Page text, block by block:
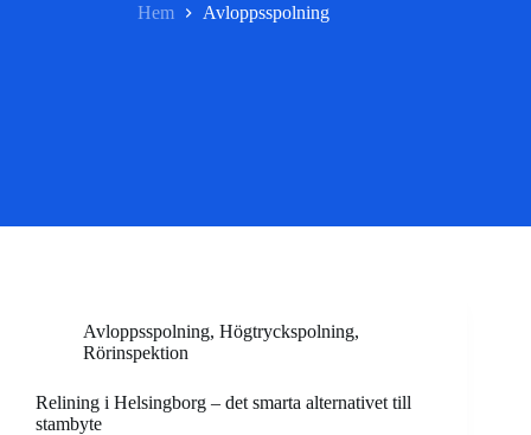
Hem Avloppsspolning
Avloppsspolning, Högtryckspolning,
Rörinspektion
Relining i Helsingborg – det smarta alternativet till
stambyte